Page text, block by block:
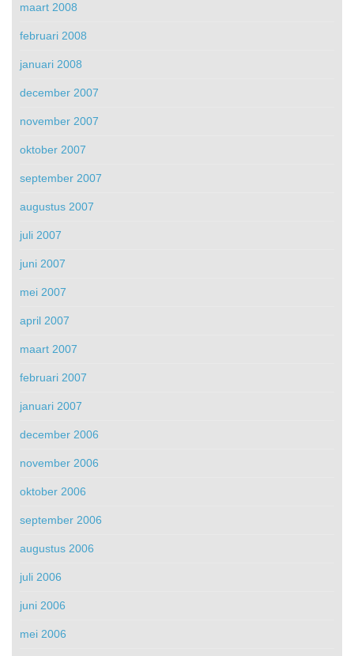
maart 2008
februari 2008
januari 2008
december 2007
november 2007
oktober 2007
september 2007
augustus 2007
juli 2007
juni 2007
mei 2007
april 2007
maart 2007
februari 2007
januari 2007
december 2006
november 2006
oktober 2006
september 2006
augustus 2006
juli 2006
juni 2006
mei 2006